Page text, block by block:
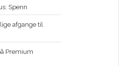
Spenn
afgange til
Premium